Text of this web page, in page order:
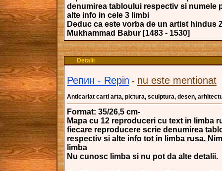
denumirea tabloului respectiv si numele
alte info in cele 3 limbi
Deduc ca este vorba de un artist hindus
Mukhammad Babur [1483 - 1530]
Detalii
Репин - Repin - nu este mentionat
Anticariat carti arta, pictura, sculptura, desen,
Format: 35/26,5 cm-
Mapa cu 12 reproduceri cu text in limba
fiecare reproducere scrie denumirea
respectiv si alte info tot in limba rusa.
limba
Nu cunosc limba si nu pot da alte detalii.